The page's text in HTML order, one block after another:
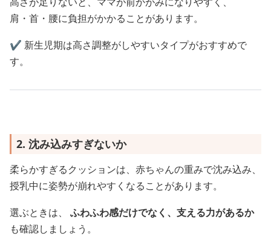
肩・首・腰に負担がかかることがあります。
✔️ 新生児期は高さ調整がしやすいタイプがおすすめで
す。
2. 沈み込みすぎないか
柔らかすぎるクッションは、赤ちゃんの重みで沈み込み、
授乳中に姿勢が崩れやすくなることがあります。
選ぶときは、 ふわふわ感だけでなく、支える力があるか
も確認しましょう。